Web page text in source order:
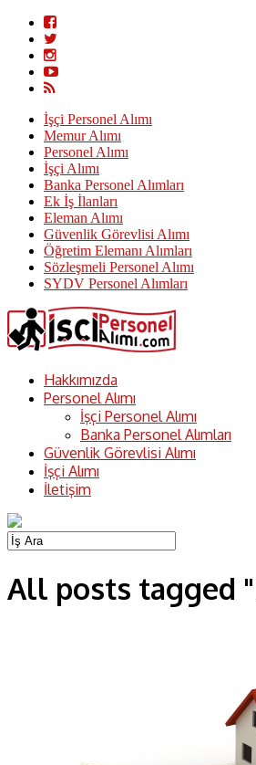
İşçi Personel Alımı
Memur Alımı
Personel Alımı
İşçi Alımı
Banka Personel Alımları
Ek İş İlanları
Eleman Alımı
Güvenlik Görevlisi Alımı
Öğretim Elemanı Alımları
Sözleşmeli Personel Alımı
SYDV Personel Alımları
Hakkımızda
Personel Alımı
İşçi Personel Alımı
Banka Personel Alımları
Güvenlik Görevlisi Alımı
İşçi Alımı
İletişim
All posts tagged